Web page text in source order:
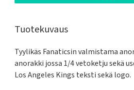
Tuotekuvaus
Tyylikäs Fanaticsin valmistama
anorakki jossa 1/4 vetoketju sekä
Los Angeles Kings teksti sekä logo.